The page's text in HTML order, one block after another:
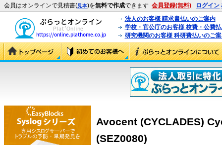
会員はオンラインで見積書(見本)を無料で作成できます 会員登録(無料) ログイン
法人のお客様 請求書払いのご案内
学校・官公庁のお客様 校費・公費
研究機関のお客様 科研費払いのご
Avocent (CYCLADES)
(SEZ0080)